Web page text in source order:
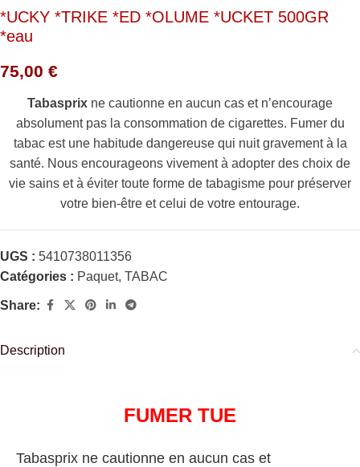
*UCKY *TRIKE *ED *OLUME *UCKET 500GR
*eau
75,00 €
Tabasprix ne cautionne en aucun cas et n’encourage
absolument pas la consommation de cigarettes. Fumer du
tabac est une habitude dangereuse qui nuit gravement à la
santé. Nous encourageons vivement à adopter des choix de
vie sains et à éviter toute forme de tabagisme pour préserver
votre bien-être et celui de votre entourage.
UGS : 5410738011356
Catégories : Paquet, TABAC
Share:
Description
FUMER TUE
Tabasprix ne cautionne en aucun cas et